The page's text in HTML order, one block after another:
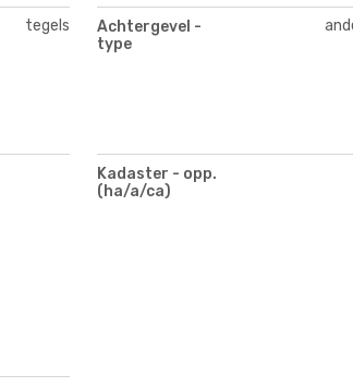
tegels
Achtergevel -
type
Kadaster - opp.
(ha/a/ca)